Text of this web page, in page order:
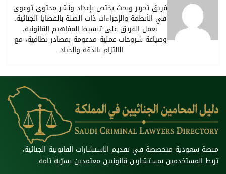
فريق تحرير وبحث يختص بإعداد ونشر محتوى توعوي
في الأنظمة والإجراءات ذات الصلة بالقضايا الجنائية.
يعمل الفريق على تبسيط المفاهيم القانونية،
وصياغة شروحات عملية مدعومة بمصادر نظامية، مع
الالتزام بالدقة والحياد.
منصة سعودية متخصصة في تقديم الاستشارات القانونية الجنائية،
تربط المستخدمين بمستشارين قانونيين معتمدين بسرّية تامة.